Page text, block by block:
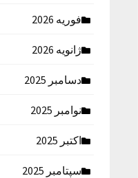
فوریه 2026
ژانویه 2026
دسامبر 2025
نوامبر 2025
اکتبر 2025
سپتامبر 2025